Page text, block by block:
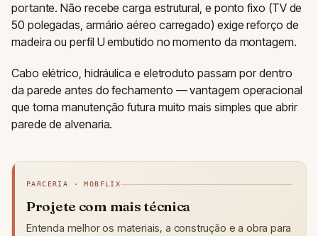
portante. Não recebe carga estrutural, e ponto fixo (TV de
50 polegadas, armário aéreo carregado) exige reforço de
madeira ou perfil U embutido no momento da montagem.
Cabo elétrico, hidráulica e eletroduto passam por dentro
da parede antes do fechamento — vantagem operacional
que torna manutenção futura muito mais simples que abrir
parede de alvenaria.
PARCERIA · MOBFLIX
Projete com mais técnica
Entenda melhor os materiais, a construção e a obra para